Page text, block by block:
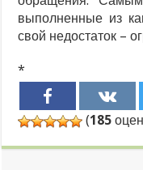
выполненные из
свой недостаток –
*
(185